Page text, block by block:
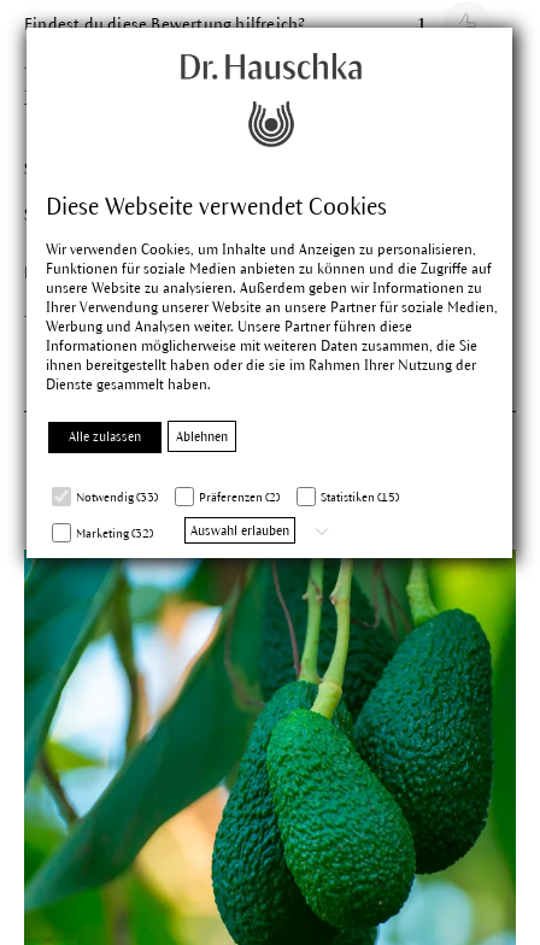
Diese Webseite verwendet Cookies
Wir verwenden Cookies, um Inhalte und Anzeigen zu personalisieren,
Funktionen für soziale Medien anbieten zu können und die Zugriffe auf
unsere Website zu analysieren. Außerdem geben wir Informationen zu
Ihrer Verwendung unserer Website an unsere Partner für soziale Medien,
Werbung und Analysen weiter. Unsere Partner führen diese
Informationen möglicherweise mit weiteren Daten zusammen, die Sie
ihnen bereitgestellt haben oder die sie im Rahmen Ihrer Nutzung der
Dienste gesammelt haben.
Alle zulassen Ablehnen
Notwendig (33) Präferenzen (2) Statistiken (15)
Marketing (32) Auswahl erlauben
Findest du diese Bewertung hilfreich? 1
Jessica R.
Sehr angenehm
Sehr angenehmer Duft, der sehr entspannend wirkt.
Findest du diese Bewertung hilfreich?
Seite
1 Seite
2 Seite
3 Seite
4
Enthält unsere Heilpflanzen